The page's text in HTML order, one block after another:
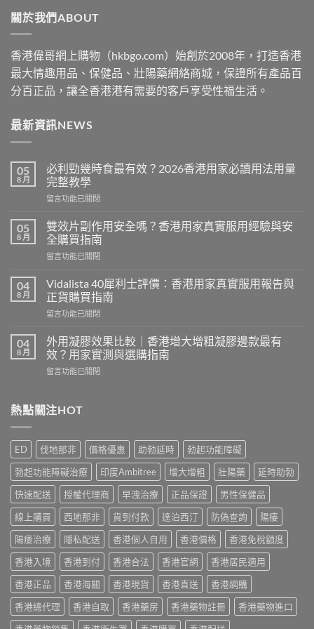
關於我們ABOUT
香港偉哥網上購物（hkbgo.com）始創於2008年，打造香港
最大情趣用品、保健品、壯陽藥網絡商城，保證所有產品百
分百正品，讓全香港港有需要的客戶享受性福生活。
最新資訊NEWS
05
8 月
必利勁幾時食最有效？2026香港用家必讀用法用量
完整教學
在
利
勁
幾
時
最
有
效？
2026
港
用
必
法
完
整
教
學〉
中
留言功能已關閉
05
8 月
雙效片副作用安全嗎？香港用家真實服用經驗與安
全購買指南
在
效
片
副
作
安
全
嗎？
香
家
服
用
經
驗
與
安
全
購
買
指
南〉
中
留言功能已關閉
04
8 月
Vidalista 40犀利士評價：香港用家真實服用報告與
正貨購買指南
在
40
犀
利
士
香
家
真
實
服
用
報
告
與
正
貨
購
買
指
南〉
中
留言功能已關閉
04
8 月
外用凝膠效果比較｜香港增大增粗凝膠邊款最有
效？用家實測與選購指南
在
凝
膠
果
比
較
｜
香
港
增
大
增
粗
凝
膠
邊
款
最
有
留言功能已關閉
熱點關注HOT
ED 伐地那非 價格優惠 助勃延時
勃起功能障礙
勃起功能障礙治療
印度Ambitree 增大增粗 壯陽藥
延時助勃
快速配送
授權代理商 早洩治療 正品保證
男性保健品
線上購買
西地那非 貨到付款 達泊西汀 防偽查詢
陽痿
陽痿治療
隱私配送 香港個人自用 香港價格
香港免稅額度
香港入境
香港到付 香港合法 香港官網
香港居民適用
香港正品
香港海關 香港現貨 香港直送
香港網購
香港總代理
香港自取 香港藥房 香港藥物註冊
香港藥物進口